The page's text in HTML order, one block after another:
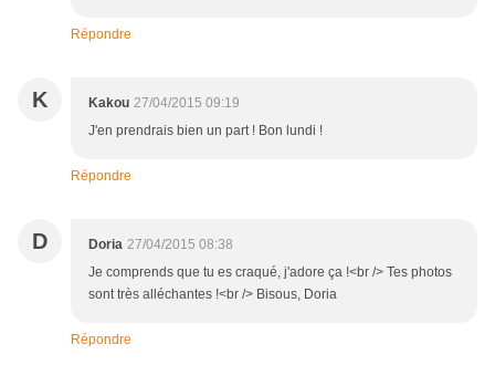
Répondre
K Kakou 27/04/2015 09:19
J'en prendrais bien un part ! Bon lundi !
Répondre
D Doria 27/04/2015 08:38
Je comprends que tu es craqué, j'adore ça !<br /> Tes photos
sont très alléchantes !<br /> Bisous, Doria
Répondre